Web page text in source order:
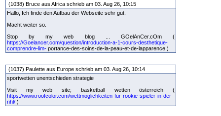
(1038) Bruce aus Africa schrieb am 03. Aug 26, 10:15
Hallo, Ich finde den Aufbau der Webseite sehr gut.
Macht weiter so.
Stop by my web blog ... GOelAnCer.cOm (
https://Goelancer.com/question/introduction-a-1-cours-desthetique-
comprendre-lim- portance-des-soins-de-la-peau-et-de-lapparence )
(1037) Paulette aus Europe schrieb am 03. Aug 26, 10:14
sportwetten unentschieden strategie
Visit my web site; basketball wetten österreich (
https://www.roofcolor.com/wettmoglichkeiten-fur-rookie-spieler-in-der-
nhl/ )